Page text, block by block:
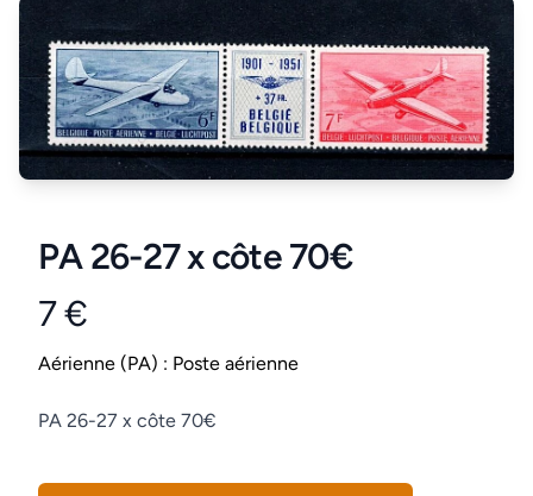
PA 26-27 x côte 70€
Product information
7 €
Conditions
Aérienne (PA) : Poste aérienne
Description
PA 26-27 x côte 70€